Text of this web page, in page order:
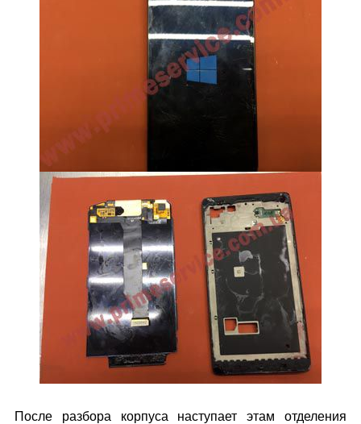
После разбора корпуса наступает этам отделения